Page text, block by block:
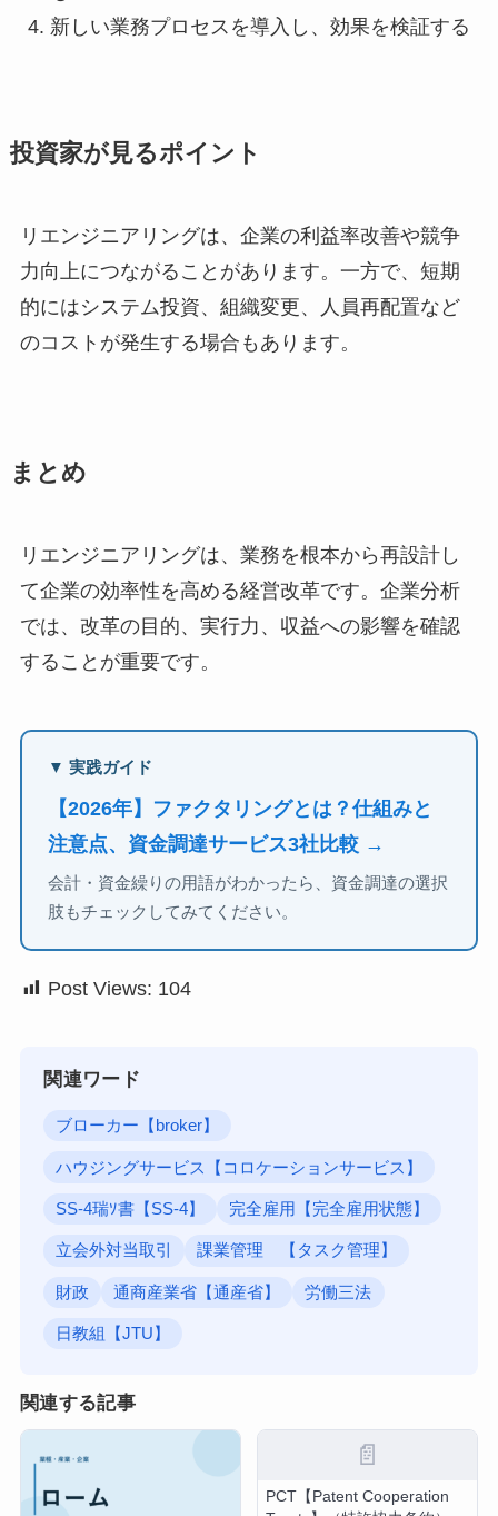
新しい業務プロセスを導入し、効果を検証する
投資家が見るポイント
リエンジニアリングは、企業の利益率改善や競争
力向上につながることがあります。一方で、短期
的にはシステム投資、組織変更、人員再配置など
のコストが発生する場合もあります。
まとめ
リエンジニアリングは、業務を根本から再設計し
て企業の効率性を高める経営改革です。企業分析
では、改革の目的、実行力、収益への影響を確認
することが重要です。
▼ 実践ガイド
【2026年】ファクタリングとは？仕組みと
注意点、資金調達サービス3社比較 →
会計・資金繰りの用語がわかったら、資金調達の選択
肢もチェックしてみてください。
Post Views: 104
関連ワード
ブローカー【broker】
ハウジングサービス【コロケーションサービス】
SS-4瑞ｿ書【SS-4】 完全雇用【完全雇用状態】
立会外対当取引 課業管理 【タスク管理】
財政 通商産業省【通産省】 労働三法
日教組【JTU】
関連する記事
📄
PCT【Patent Cooperation